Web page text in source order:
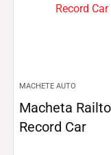
MACHETE AUTO
Macheta
Record Car